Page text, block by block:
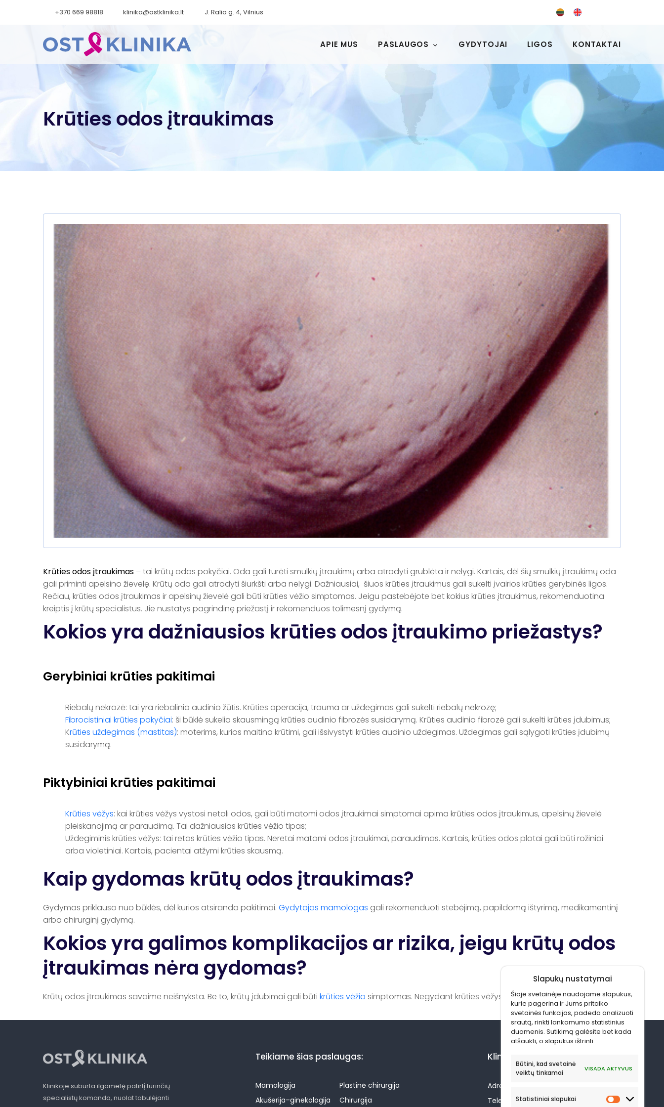
Slapukų nustatymai
Šioje svetainėje naudojame slapukus,
kurie pagerina ir Jums pritaiko
svetainės funkcijas, padeda analizuoti
srautą, rinkti lankomumo statistinius
duomenis. Sutikimą galėsite bet kada
atšaukti, o slapukus ištrinti.
Būtini, kad svetainė
veiktų tinkamai
VISADA AKTYVUS
Statistiniai slapukai
+370 669 98818 klinika@ostklinika.lt J. Ralio g. 4, Vilnius
APIE MUS PASLAUGOS GYDYTOJAI LIGOS KONTAKTAI
Krūties odos įtraukimas
Krūties odos įtraukimas – tai krūtų odos pokyčiai. Oda gali turėti smulkių įtraukimų arba atrodyti grublėta ir nelygi. Kartais, dėl šių smulkių įtraukimų oda
gali priminti apelsino žievelę. Krūtų oda gali atrodyti šiurkšti arba nelygi. Dažniausiai, šiuos krūties įtraukimus gali sukelti įvairios krūties gerybinės ligos.
Rečiau, krūties odos įtraukimas ir apelsinų žievelė gali būti krūties vėžio simptomas. Jeigu pastebėjote bet kokius krūties įtraukimus, rekomenduotina
kreiptis į krūtų specialistus. Jie nustatys pagrindinę priežastį ir rekomenduos tolimesnį gydymą.
Kokios yra dažniausios krūties odos įtraukimo priežastys?
Gerybiniai krūties pakitimai
Riebalų nekrozė: tai yra riebalinio audinio žūtis. Krūties operacija, trauma ar uždegimas gali sukelti riebalų nekrozę;
Fibrocistiniai krūties pokyčiai: ši būklė sukelia skausmingą krūties audinio fibrozės susidarymą. Krūties audinio fibrozė gali sukelti krūties įdubimus;
Krūties uždegimas (mastitas): moterims, kurios maitina krūtimi, gali išsivystyti krūties audinio uždegimas. Uždegimas gali sąlygoti krūties įdubimų
susidarymą.
Piktybiniai krūties pakitimai
Krūties vėžys: kai krūties vėžys vystosi netoli odos, gali būti matomi odos įtraukimai simptomai apima krūties odos įtraukimus, apelsinų žievelė
pleiskanojimą ar paraudimą. Tai dažniausias krūties vėžio tipas;
Uždegiminis krūties vėžys: tai retas krūties vėžio tipas. Neretai matomi odos įtraukimai, paraudimas. Kartais, krūties odos plotai gali būti rožiniai
arba violetiniai. Kartais, pacientai atžymi krūties skausmą.
Kaip gydomas krūtų odos įtraukimas?
Gydymas priklauso nuo būklės, dėl kurios atsiranda pakitimai. Gydytojas mamologas gali rekomenduoti stebėjimą, papildomą ištyrimą, medikamentinį
arba chirurginį gydymą.
Kokios yra galimos komplikacijos ar rizika, jeigu krūtų odos
įtraukimas nėra gydomas?
Krūtų odos įtraukimas savaime neišnyksta. Be to, krūtų įdubimai gali būti krūties vėžio simptomas. Negydant krūties vėžys gali išplisti į kitas kūno dalis.
Klinikoje suburta ilgametę patirtį turinčių
specialistų komanda, nuolat tobulėjanti
Teikiame šias paslaugas:
Mamologija
Akušerija–ginekologija
Plastinė chirurgija
Chirurgija
Kliniką rasite:
Adresas: J. Ralio g. 4, Vilnius LT-08356
Telefono nr.: +370 669 98818